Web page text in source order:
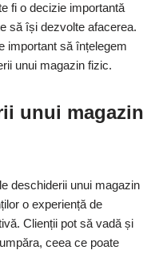
fi o decizie importantă
să își dezvolte afacerea.
important să înțelegem
unui magazin fizic.
unui magazin
deschiderii unui magazin
o experiență de
Clienții pot să vadă și
ceea ce poate